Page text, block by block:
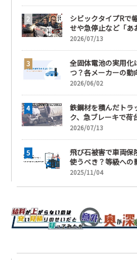
売において極めて重
訳
シビックタイプRで
せや急停止など「あ
運転」の疑い
2026/07/13
全固体電池の実用化
つ？各メーカーの動
EVの買い時を解説
2026/06/02
鉄鋼材を積んだトラ
ク、急ブレーキで荷
崩れ、運転手が鉄鋼
2026/07/13
飛び石被害で車両保
使うべき？等級への
と賢い判断基準を解説
2025/11/04